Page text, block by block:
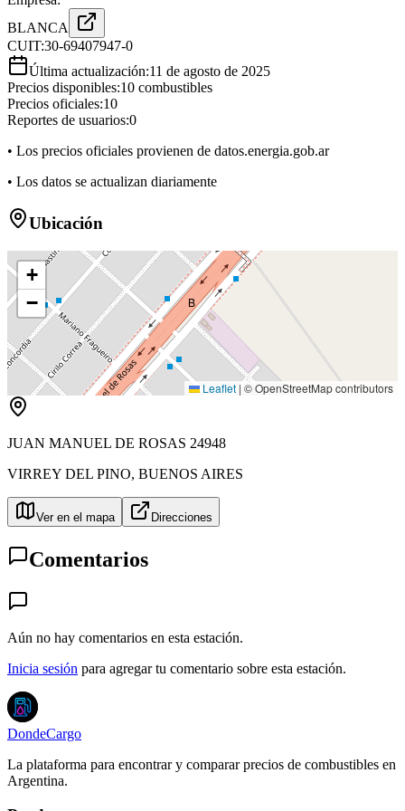
BLANCA
CUIT:30-69407947-0
Última actualización:11 de agosto de 2025
Precios disponibles:10 combustibles
Precios oficiales:10
Reportes de usuarios:0
• Los precios oficiales provienen de datos.energia.gob.ar
• Los datos se actualizan diariamente
Ubicación
B
+
−
Leaflet | © OpenStreetMap contributors
JUAN MANUEL DE ROSAS 24948
VIRREY DEL PINO, BUENOS AIRES
Ver en el mapa Direcciones
Comentarios
Aún no hay comentarios en esta estación.
Inicia sesión para agregar tu comentario sobre esta estación.
DondeCargo
La plataforma para encontrar y comparar precios de combustibles en
Argentina.